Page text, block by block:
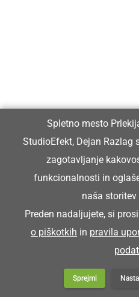
Spletno mesto
StudioEfekt, Dejan Razlag
zagotavljanje
funkcionalnosti in
naša
Preden nadaljujete, si
o piškotkih in pravila
Sprejmi